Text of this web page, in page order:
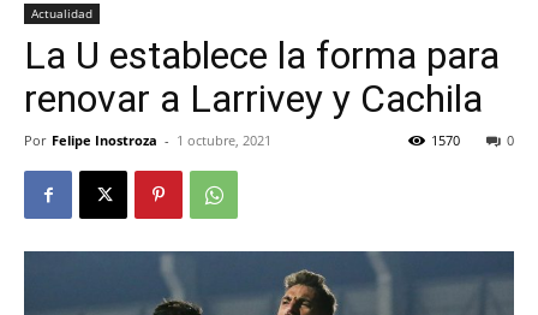
Actualidad
La U establece la forma para
renovar a Larrivey y Cachila
Por Felipe Inostroza - 1 octubre, 2021 0
1570